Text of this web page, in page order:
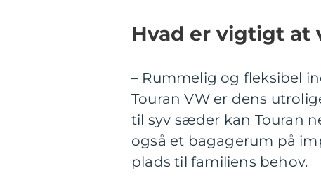
Hvad er vigtigt at
– Rummelig og fleksibel
Touran VW er dens
til syv sæder kan Touran
også et bagagerum på
plads til familiens behov.